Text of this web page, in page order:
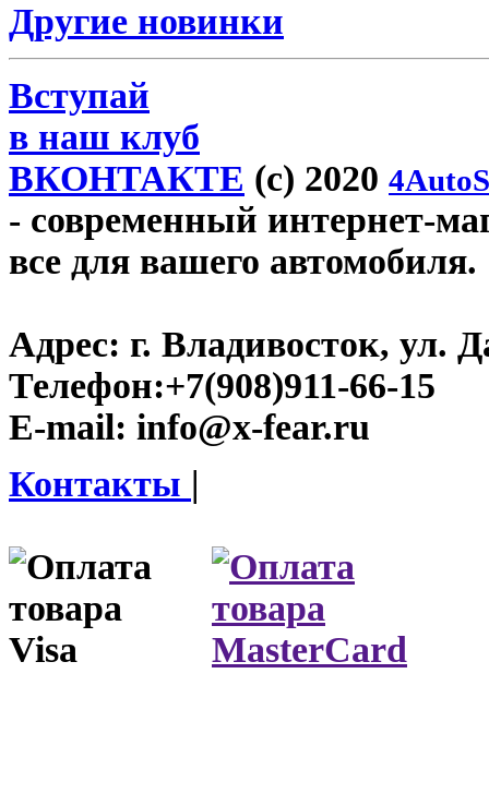
Другие новинки
Вступай
в наш клуб
ВКОНТАКТЕ (c) 2020
- современный интернет-
все для вашего автомобиля.
Адрес: г. Владивосток, ул.
Телефон:+7(908)911-66-15
E-mail: info@x-fear.ru
Контакты |